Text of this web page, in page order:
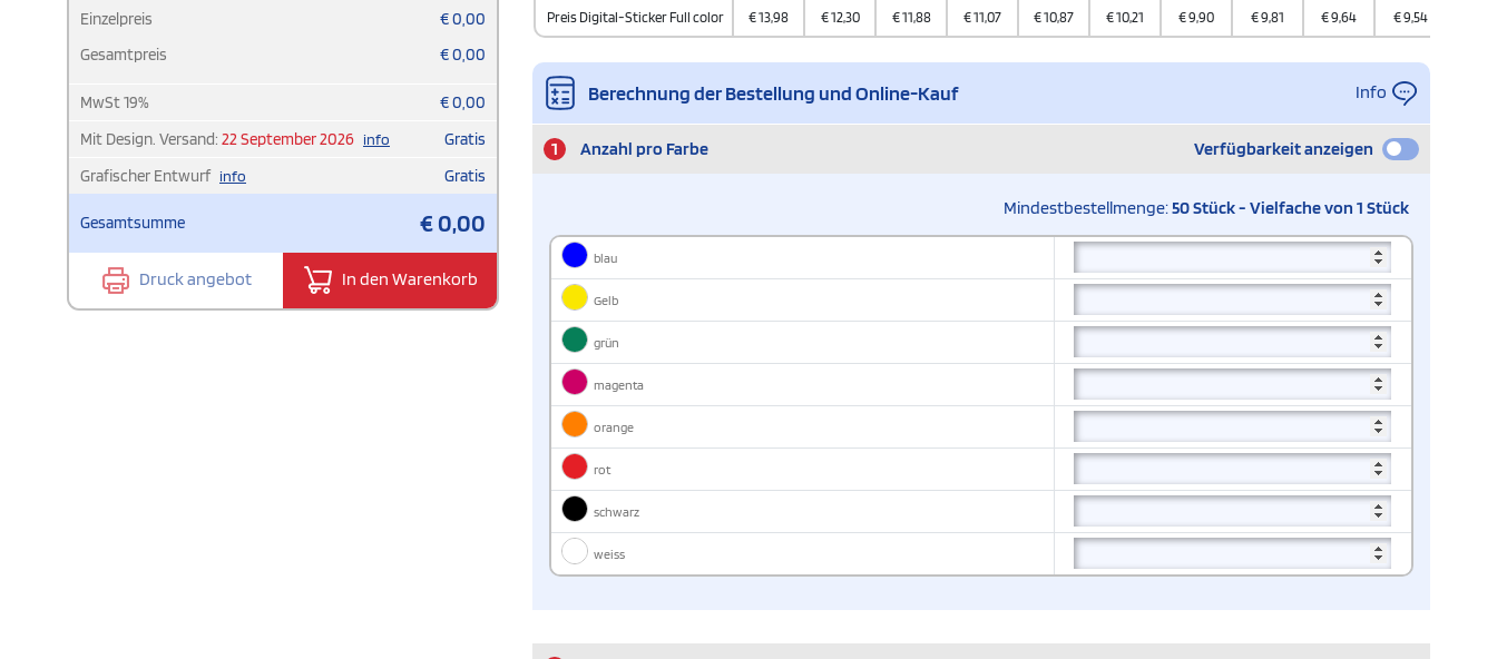
Einzelpreis €0,00
Gesamtpreis
€0,00
MwSt19% €0,00
Mit Design. Versand: 22 September 2026 info
Gratis
Grafischer Entwurf info Gratis
Gesamtsumme €0,00
Druck angebot In den Warenkorb
Preis Digital-Sticker Full color €13,98 €12,30 €11,88 €11,07 €10,87 €10,21 €9,90 €9,81 €9,64 €9,54
Berechnung der Bestellung und Online-Kauf Info
1 Anzahl pro Farbe Verfügbarkeit anzeigen
Mindestbestellmenge:50 Stück - Vielfache von 1 Stück
blau
Gelb
grün
magenta
orange
rot
schwarz
weiss